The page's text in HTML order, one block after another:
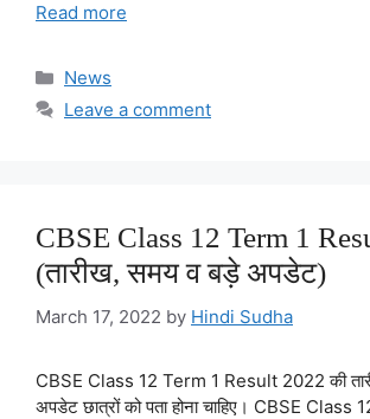
Read more
Categories
News
Leave a comment
CBSE Class 12 Term 1
(तारीख, समय व बड़े अपडेट)
March 17, 2022 by Hindi Sudha
CBSE Class 12 Term 1 Result 2022 की
अपडेट छात्रों को पता होना चाहिए। CBSE